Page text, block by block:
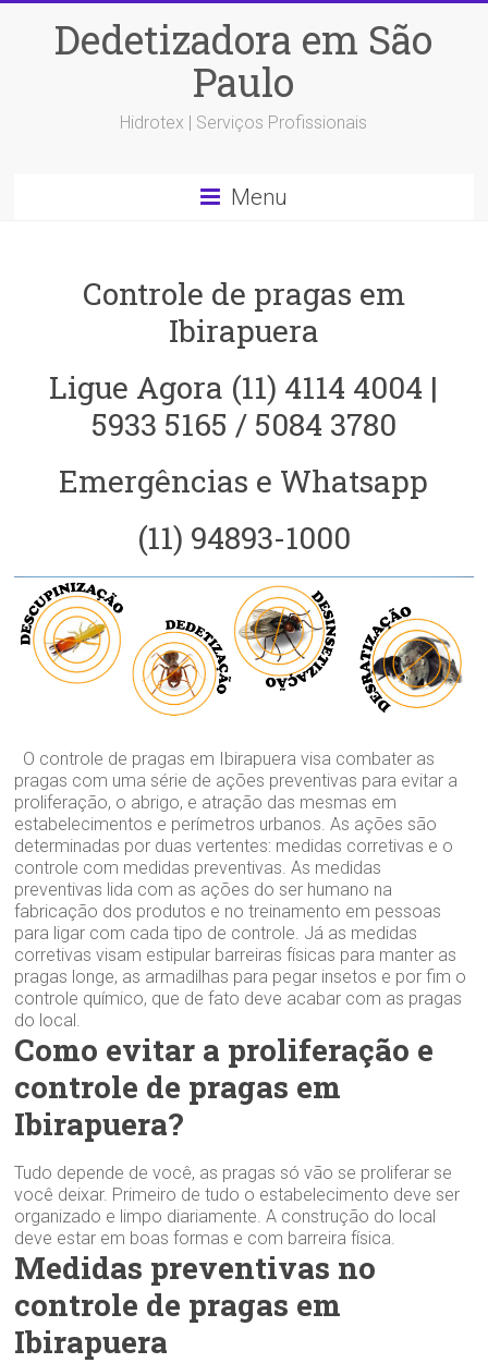
Dedetizadora em São
Paulo
Hidrotex | Serviços Profissionais
Menu
Controle de pragas em
Ibirapuera
Ligue Agora (11) 4114 4004 |
5933 5165 / 5084 3780
Emergências e Whatsapp
(11) 94893-1000
O controle de pragas em Ibirapuera visa combater as
pragas com uma série de ações preventivas para evitar a
proliferação, o abrigo, e atração das mesmas em
estabelecimentos e perímetros urbanos. As ações são
determinadas por duas vertentes: medidas corretivas e o
controle com medidas preventivas. As medidas
preventivas lida com as ações do ser humano na
fabricação dos produtos e no treinamento em pessoas
para ligar com cada tipo de controle. Já as medidas
corretivas visam estipular barreiras físicas para manter as
pragas longe, as armadilhas para pegar insetos e por fim o
controle químico, que de fato deve acabar com as pragas
do local.
Como evitar a proliferação e
controle de pragas em
Ibirapuera?
Tudo depende de você, as pragas só vão se proliferar se
você deixar. Primeiro de tudo o estabelecimento deve ser
organizado e limpo diariamente. A construção do local
deve estar em boas formas e com barreira física.
Medidas preventivas no
controle de pragas em
Ibirapuera